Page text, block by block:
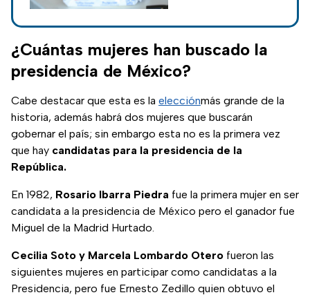
al voto de la manera
correcta en las
elecciones 2024.
¿Cuántas mujeres han buscado la
presidencia de México?
Cabe destacar que esta es la elecciónmás grande de la
historia, además habrá dos mujeres que buscarán
gobernar el país; sin embargo esta no es la primera vez
que hay candidatas para la presidencia de la
República.
En 1982, Rosario Ibarra Piedra fue la primera mujer en ser
candidata a la presidencia de México pero el ganador fue
Miguel de la Madrid Hurtado.
Cecilia Soto y Marcela Lombardo Otero fueron las
siguientes mujeres en participar como candidatas a la
Presidencia, pero fue Ernesto Zedillo quien obtuvo el